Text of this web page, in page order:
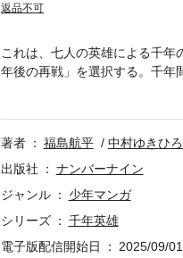
返品不可
これは、七人の英雄による千
年後の再戦」を選択する。千年
士」「魔法使い」「召喚士」
雄』の完全版です。
著者 福島航平
中村ゆきひろ
出版社
ナンバーナイン
ジャンル
少年マンガ
シリーズ
千年英雄
電子版配信開始日
2025/09/01